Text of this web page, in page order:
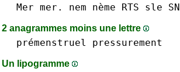
Mer mer.
nem nème RTS sle
2 anagrammes moins une lettre
prémenstruel pressurement
Un lipogramme